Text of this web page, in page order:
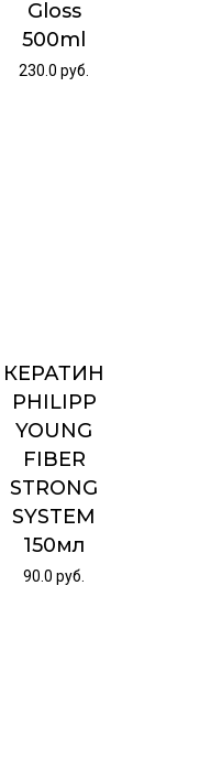
Gloss
500ml
230.0руб.
КЕРАТИН
PHILIPP
YOUNG
FIBER
STRONG
SYSTEM
150мл
90.0руб.